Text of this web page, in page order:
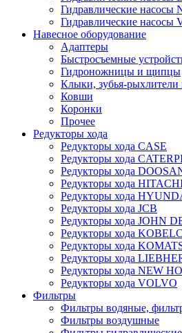
Гидравлические
Гидравлические насосы
Навесное оборудование
Адаптеры
Быстросъемные
Гидроножницы и щипцы
Клыки, зубья-
Ковши
Коронки
Прочее
Редукторы хода
Редукторы хода CASE
Редукторы хода
Редукторы хода
Редукторы хода
Редукторы хода
Редукторы хода JCB
Редукторы хода JOHN
Редукторы хода
Редукторы хода
Редукторы хода
Редукторы хода NEW
Редукторы хода VOLVO
Фильтры
Фильтры водяные,
Фильтры воздушные